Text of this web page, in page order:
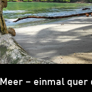
– einmal quer